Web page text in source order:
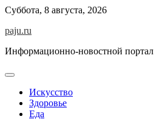
Skip
content
Суббота, 8 августа, 2026
paju.ru
Информационно-новостной портал
Искусство
Здоровье
Еда